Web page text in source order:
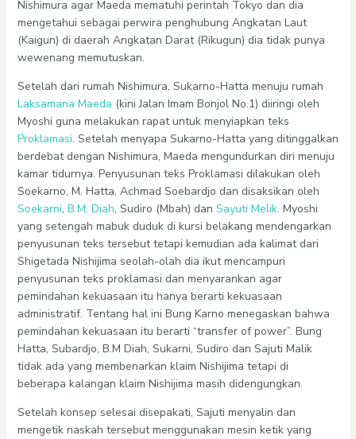
Nishimura agar Maeda mematuhi perintah Tokyo dan dia
mengetahui sebagai perwira penghubung Angkatan Laut
(Kaigun) di daerah Angkatan Darat (Rikugun) dia tidak punya
wewenang memutuskan.
Setelah dari rumah Nishimura, Sukarno-Hatta menuju rumah
Laksamana Maeda (kini Jalan Imam Bonjol No.1) diiringi oleh
Myoshi guna melakukan rapat untuk menyiapkan teks
Proklamasi. Setelah menyapa Sukarno-Hatta yang ditinggalkan
berdebat dengan Nishimura, Maeda mengundurkan diri menuju
kamar tidurnya. Penyusunan teks Proklamasi dilakukan oleh
Soekarno, M. Hatta, Achmad Soebardjo dan disaksikan oleh
Soekarni, B.M. Diah, Sudiro (Mbah) dan Sayuti Melik. Myoshi
yang setengah mabuk duduk di kursi belakang mendengarkan
penyusunan teks tersebut tetapi kemudian ada kalimat dari
Shigetada Nishijima seolah-olah dia ikut mencampuri
penyusunan teks proklamasi dan menyarankan agar
pemindahan kekuasaan itu hanya berarti kekuasaan
administratif. Tentang hal ini Bung Karno menegaskan bahwa
pemindahan kekuasaan itu berarti “transfer of power”. Bung
Hatta, Subardjo, B.M Diah, Sukarni, Sudiro dan Sajuti Malik
tidak ada yang membenarkan klaim Nishijima tetapi di
beberapa kalangan klaim Nishijima masih didengungkan.
Setelah konsep selesai disepakati, Sajuti menyalin dan
mengetik naskah tersebut menggunakan mesin ketik yang